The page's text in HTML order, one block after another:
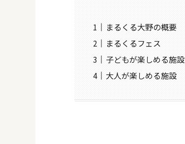
まるくる大野の概要
まるくるフェス
子どもが楽しめる施設
大人が楽しめる施設